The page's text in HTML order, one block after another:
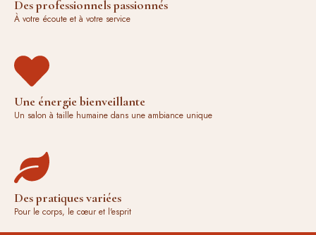
Des professionnels passionnés
À votre écoute et à votre service
Une énergie bienveillante
Un salon à taille humaine dans une ambiance unique
Des pratiques variées
Pour le corps, le cœur et l'esprit